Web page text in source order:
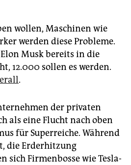
wollen, Maschinen wie
werden diese Probleme.
Musk bereits in die
12.000 sollen es werden.
.
der privaten
als eine Flucht nach oben
für Superreiche. Während
die Erderhitzung
sich Firmenbosse wie Tesla-